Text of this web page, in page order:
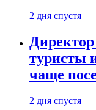
2 дня спустя
туристы
чаще
2 дня спустя